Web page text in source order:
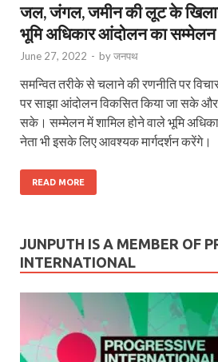
जल, जंगल, जमीन की लूट के
भूमि अधिकार आंदोलन का सम्मेलन
June 27, 2022 - byजनपथ
समन्वित तरीके से चलाने की रणनीति पर
पर साझा आंदोलन विकसित किया जा सके
सके। सम्मेलन में शामिल होने वाले भूमि
नेता भी इसके लिए आवश्यक मार्गदर्शन करेंगे।
READ MORE
JUNPUTH IS A MEMBER OF
INTERNATIONAL